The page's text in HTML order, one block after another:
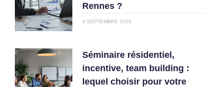
Rennes ?
4 SEPTEMBRE 2025
Séminaire résidentiel,
incentive, team building :
lequel choisir pour votre